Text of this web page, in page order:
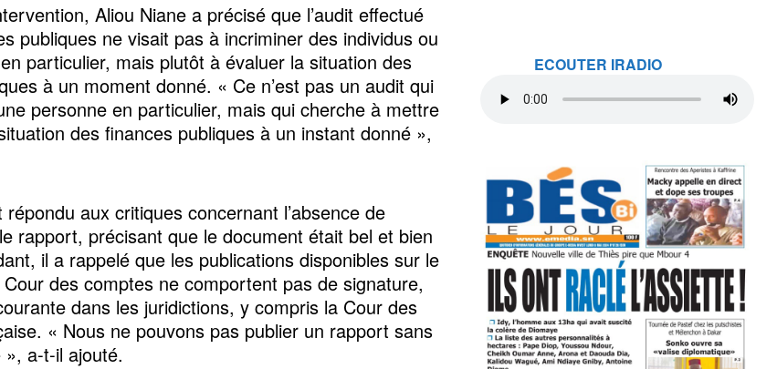
Aliou Niane a précisé que l’audit effectué
publiques ne visait pas à incriminer des individus ou
particulier, mais plutôt à évaluer la situation des
à un moment donné. « Ce n’est pas un audit qui
personne en particulier, mais qui cherche à mettre
des finances publiques à un instant donné »,
répondu aux critiques concernant l’absence de
rapport, précisant que le document était bel et bien
il a rappelé que les publications disponibles sur le
des comptes ne comportent pas de signature,
dans les juridictions, y compris la Cour des
« Nous ne pouvons pas publier un rapport sans
», a-t-il ajouté.
ECOUTER IRADIO